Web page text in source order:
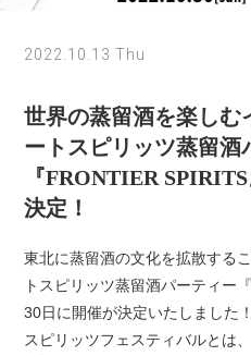
2022.10.13 Thu
世界の蒸留酒を楽しむ
ートスピリッツ蒸留酒
『FRONTIER
決定！
東北に蒸留酒の文化を拡散する
トスピリッツ蒸留酒パーティー
30日に開催が決定いたしました！
スピリッツフェスティバルとは